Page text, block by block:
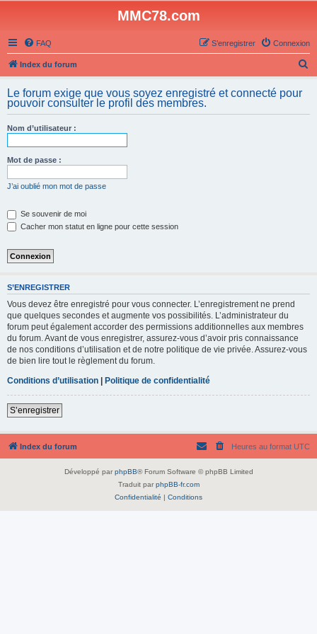
MMC78.com
FAQ Connexion
S’enregistrer
Index du forum
h
Le forum exige que vous soyez enregistré et connecté pour
pouvoir consulter le profil des membres.
Nom d’utilisateur :
Mot de passe :
J’ai oublié mon mot de passe
Se souvenir de moi
Cacher mon statut en ligne pour cette session
S’ENREGISTRER
Vous devez être enregistré pour vous connecter. L’enregistrement ne prend
que quelques secondes et augmente vos possibilités. L’administrateur du
forum peut également accorder des permissions additionnelles aux membres
du forum. Avant de vous enregistrer, assurez-vous d’avoir pris connaissance
de nos conditions d’utilisation et de notre politique de vie privée. Assurez-vous
de bien lire tout le règlement du forum.
Conditions d’utilisation | Politique de confidentialité
S’enregistrer
Index du forum Heures au format UTC
Développé par phpBB® Forum Software © phpBB Limited
Traduit par phpBB-fr.com
Confidentialité | Conditions